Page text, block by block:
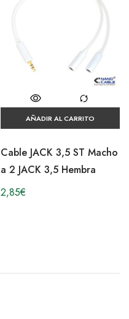
AÑADIR AL CARRITO
Cable JACK 3,5 ST Macho
a 2 JACK 3,5 Hembra
2,85€